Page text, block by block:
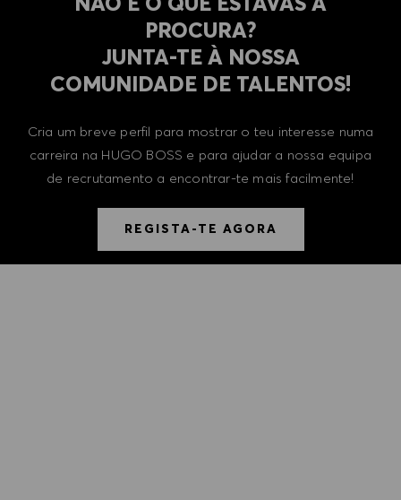
PROCURA?
​​​​​​​JUNTA-TE À NOSSA
COMUNIDADE DE TALENTOS!
Cria um breve perfil para mostrar o teu interesse numa
carreira na HUGO BOSS e para ajudar a nossa equipa
de recrutamento a encontrar-te mais facilmente!
REGISTA-TE AGORA